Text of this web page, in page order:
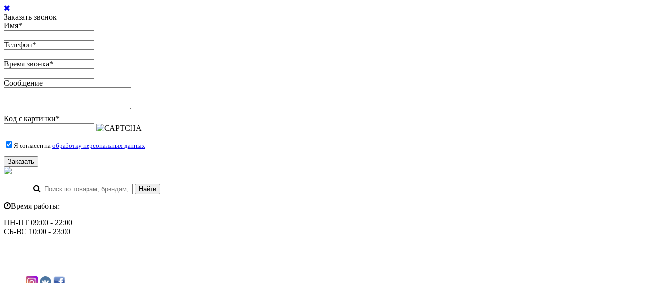
Заказать звонок
Имя*
Телефон*
Время звонка*
Сообщение
Код с картинки*
Я согласен на обработку персональных данных
Заказать
Время работы:
ПН-ПТ 09:00 - 22:00
СБ-ВС 10:00 - 23:00